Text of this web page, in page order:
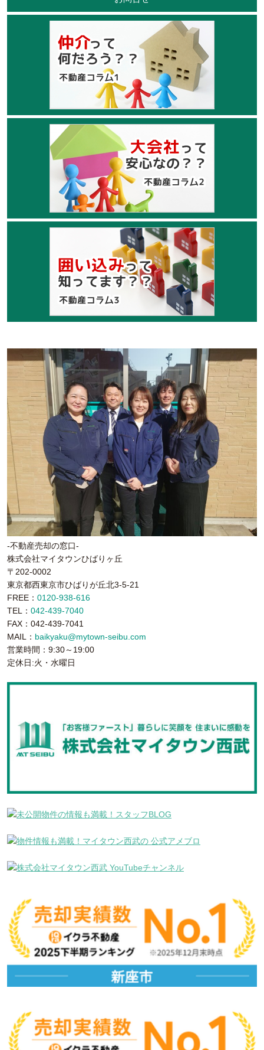
-不動産売却の窓口-
株式会社マイタウンひばりヶ丘
〒202-0002
東京都西東京市ひばりが丘北3-5-21
FREE： 0120-938-616
TEL： 042-439-7040
FAX：042-439-7041
MAIL： baikyaku@mytown-seibu.com
営業時間：9:30～19:00
定休日:火・水曜日